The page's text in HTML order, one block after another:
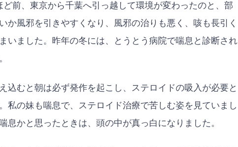
前、東京から千葉へ引っ越して環境が変わったのと、部
か風邪を引きやすくなり、風邪の治りも悪く、咳も長引く
いました。昨年の冬には、とうとう病院で喘息と診断され
込むと朝は必ず発作を起こし、ステロイドの吸入が必要と
私の妹も喘息で、ステロイド治療で苦しむ姿を見ていまし
息かと思ったときは、頭の中が真っ白になりました。